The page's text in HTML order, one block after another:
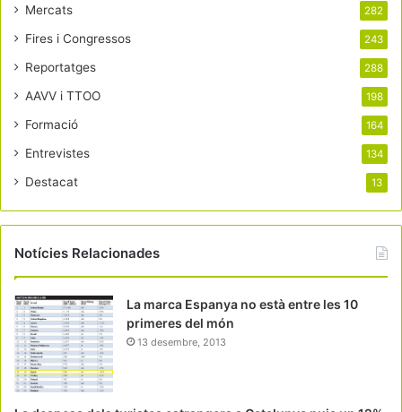
Mercats 282
Fires i Congressos 243
Reportatges 288
AAVV i TTOO 198
Formació 164
Entrevistes 134
Destacat 13
Notícies Relacionades
La marca Espanya no està entre les 10
primeres del món
13 desembre, 2013